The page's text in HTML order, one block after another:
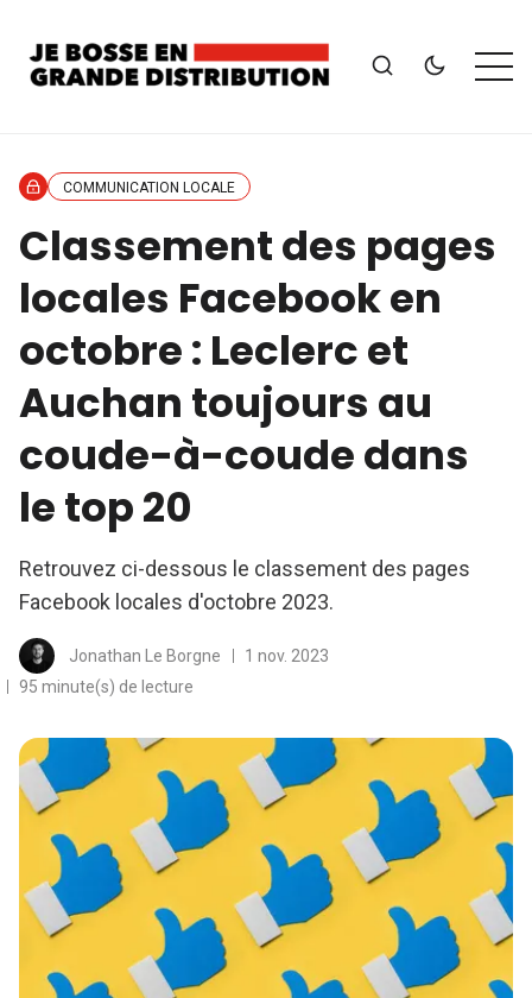
COMMUNICATION LOCALE
Classement des pages
locales Facebook en
octobre : Leclerc et
Auchan toujours au
coude-à-coude dans
le top 20
Retrouvez ci-dessous le classement des pages
Facebook locales d'octobre 2023.
Jonathan Le Borgne
1 nov. 2023
95 minute(s) de lecture